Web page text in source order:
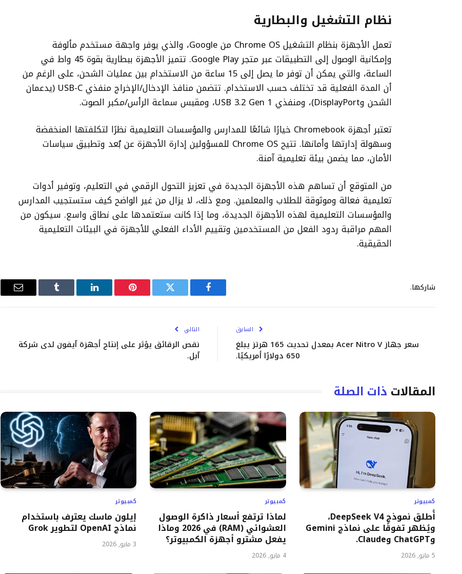
نظام التشغيل والبطارية
تعمل الأجهزة بنظام التشغيل Chrome OS من Google، والذي يوفر واجهة مستخدم مألوفة
وإمكانية الوصول إلى التطبيقات عبر متجر Google Play. تتميز الأجهزة ببطارية بقوة 45 واط في
الساعة، والتي يمكن أن توفر ما يصل إلى 15 ساعة من الاستخدام بين عمليات الشحن، على الرغم من
أن المدة الفعلية قد تختلف حسب الاستخدام. تتضمن منافذ الإدخال/الإخراج منفذي USB-C (يدعمان
الشحن وDisplayPort)، ومنفذي USB 3.2 Gen 1، ومقبس سماعة الرأس/مكبر الصوت.
تعتبر أجهزة Chromebook خيارًا شائعًا للمدارس والمؤسسات التعليمية نظرًا لتكلفتها المنخفضة
وسهولة إدارتها وأمانها. تتيح Chrome OS للمسؤولين إدارة الأجهزة عن بُعد وتطبيق سياسات
الأمان، مما يضمن بيئة تعليمية آمنة.
من المتوقع أن تساهم هذه الأجهزة الجديدة في تعزيز التحول الرقمي في التعليم، وتوفير أدوات
تعليمية فعالة وموثوقة للطلاب والمعلمين. ومع ذلك، لا يزال من غير الواضح كيف ستستجيب المدارس
والمؤسسات التعليمية لهذه الأجهزة الجديدة، وما إذا كانت ستعتمدها على نطاق واسع. سيكون من
المهم مراقبة ردود الفعل من المستخدمين وتقييم الأداء الفعلي للأجهزة في البيئات التعليمية
الحقيقية.
شاركها. فيسبوك تويتر بينتيريستلينكدإن Tumblr البريد
السابق
سعر جهاز Acer Nitro V بمعدل تحديث 165 هرتز يبلغ
650 دولارًا أمريكيًا.
التالي
نقص الرقائق يؤثر على إنتاج أجهزة آيفون لدى شركة
آبل.
المقالات ذات الصلة
كمبيوتر
أُطلق نموذج DeepSeek V4،
ويُظهر تفوقًا على نماذج Gemini
وChatGPT وClaude.
5 مايو, 2026
كمبيوتر
لماذا ترتفع أسعار ذاكرة الوصول
العشوائي (RAM) في 2026 وماذا
يفعل مشترو أجهزة الكمبيوتر؟
4 مايو, 2026
كمبيوتر
إيلون ماسك يعترف باستخدام
نماذج OpenAI لتطوير Grok
3 مايو, 2026